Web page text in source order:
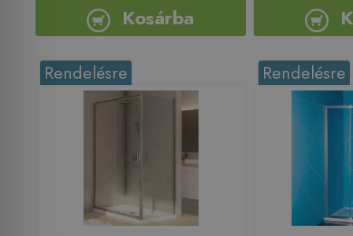
Kosárba
Rendelésre Rendelésre